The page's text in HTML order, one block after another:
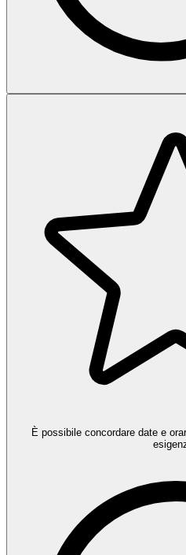
È possibile concordare date e